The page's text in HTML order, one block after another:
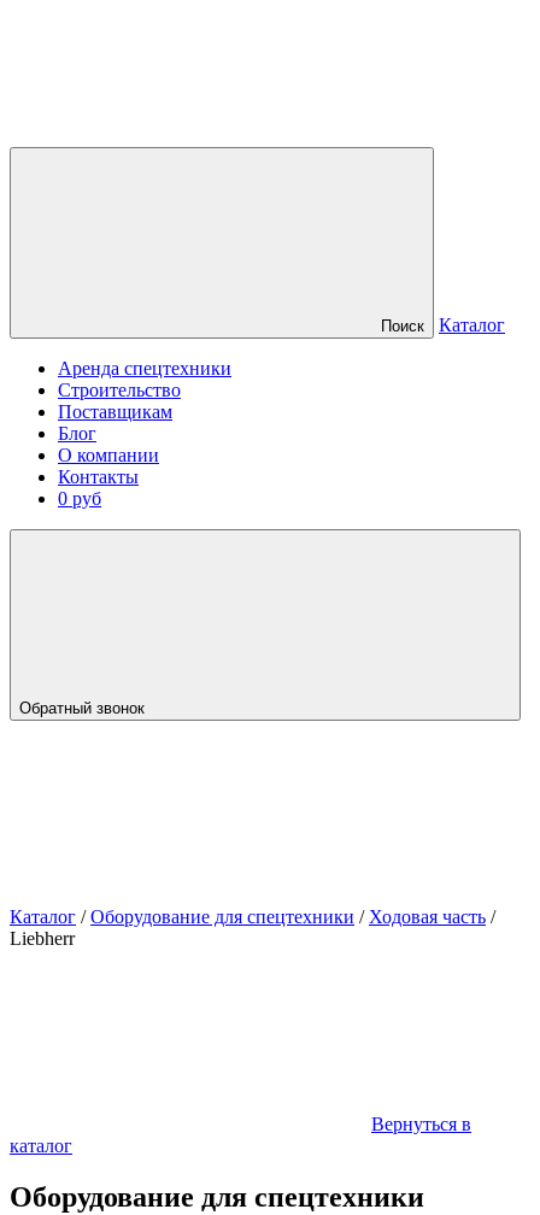
Поиск Каталог
Аренда спецтехники
Строительство
Поставщикам
Блог
О компании
Контакты
0 руб
Обратный звонок
Каталог /Оборудование для спецтехники / Ходовая часть /
Liebherr
Вернуться в
каталог
Оборудование для спецтехники